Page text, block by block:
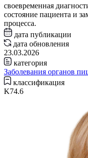
своевременная
состояние пациента и
процесса.
дата публикации
дата обновления
23.03.2026
категория
Заболевания органов
классификация
K74.6